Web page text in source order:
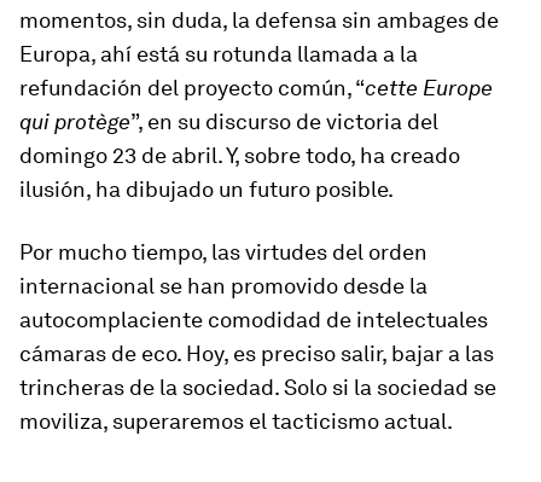
momentos, sin duda, la defensa sin ambages de
Europa, ahí está su rotunda llamada a la
refundación del proyecto común, “cette Europe
qui protège”, en su discurso de victoria del
domingo 23 de abril. Y, sobre todo, ha creado
ilusión, ha dibujado un futuro posible.
Por mucho tiempo, las virtudes del orden
internacional se han promovido desde la
autocomplaciente comodidad de intelectuales
cámaras de eco. Hoy, es preciso salir, bajar a las
trincheras de la sociedad. Solo si la sociedad se
moviliza, superaremos el tacticismo actual.